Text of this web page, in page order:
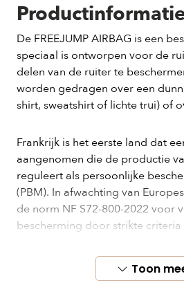
De FREEJUMP AIRBAG is een
speciaal is ontworpen voor de
delen van de ruiter te
worden gedragen over een
shirt, sweatshirt of lichte trui) of
Frankrijk is het eerste land dat
aangenomen die de productie
reguleert als persoonlijke
(PBM). In afwachting van
de norm NF S72-800-2022 voor
bescherming door strikte
Toon